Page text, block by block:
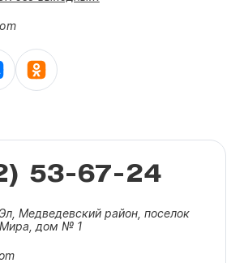
53-67-24
Медведевский район, поселок
Мира, дом № 1